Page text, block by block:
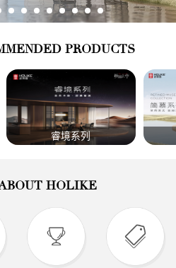
PRODUCTS
睿境系列
HOLIKE